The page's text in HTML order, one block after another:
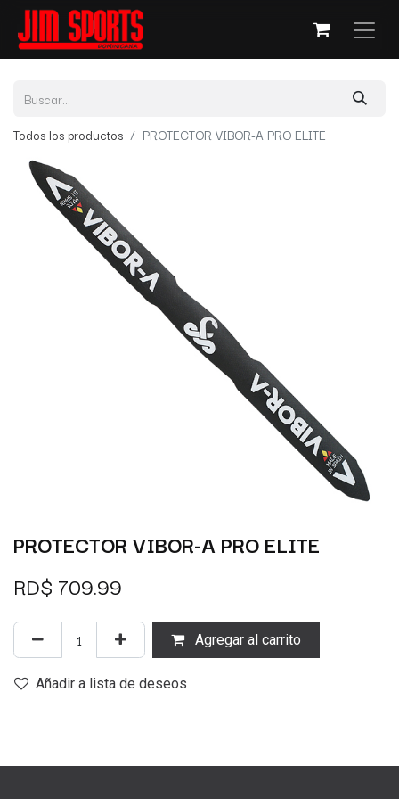
Todos los productos PROTECTOR VIBOR-A PRO ELITE
PROTECTOR VIBOR-A PRO ELITE
RD$ 709.99
Agregar al carrito
Añadir a lista de deseos